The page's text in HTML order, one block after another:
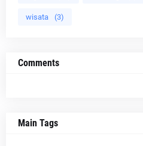
wisata (3)
Comments
Main Tags